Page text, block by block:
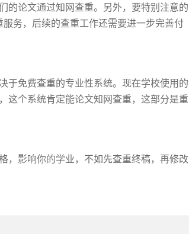
的论文通过知网查重。另外，要特别注意的
务，后续的查重工作还需要进一步完善付
于免费查重的专业性系统。现在学校使用的
这个系统肯定能论文知网查重，这部分是重
，影响你的学业，不如先查重终稿，再修改